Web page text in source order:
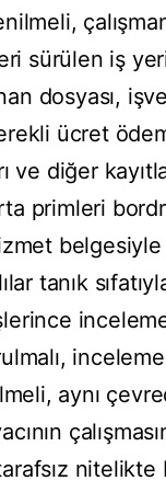
sürülen iş
dosyası,
ücret
ve diğer
primleri
tanık
inceleme
aynı
nitelikte